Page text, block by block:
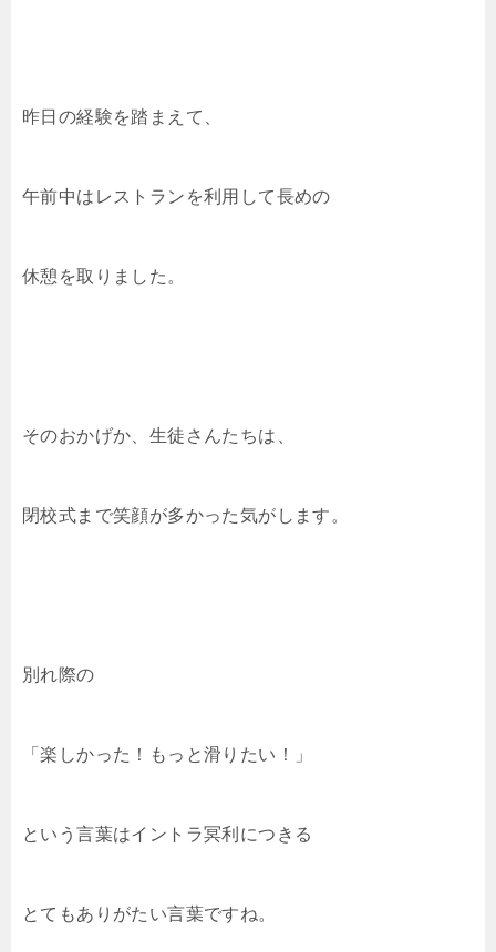
昨日の経験を踏まえて、
午前中はレストランを利用して長めの
休憩を取りました。
そのおかげか、生徒さんたちは、
閉校式まで笑顔が多かった気がします。
別れ際の
「楽しかった！もっと滑りたい！」
という言葉はイントラ冥利につきる
とてもありがたい言葉ですね。